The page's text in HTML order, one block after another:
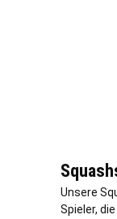
Unsere
Spieler,